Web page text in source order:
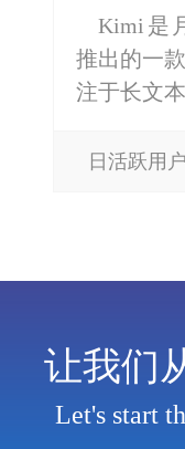
Kimi是
推出的一
注于长文
约200万
日活跃用
让我们
Let's start